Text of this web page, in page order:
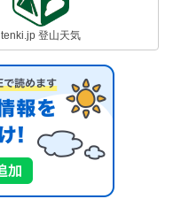
tenki.jp 登山天気